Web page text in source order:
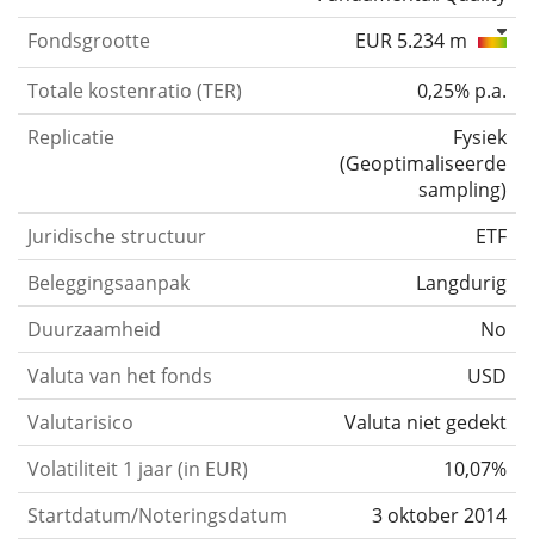
Fondsgrootte
EUR 5.234 m
Totale kostenratio (TER)
0,25% p.a.
Replicatie
Fysiek
(Geoptimaliseerde
sampling)
Juridische structuur
ETF
Beleggingsaanpak
Langdurig
Duurzaamheid
No
Valuta van het fonds
USD
Valutarisico
Valuta niet gedekt
Volatiliteit 1 jaar (in EUR)
10,07%
Startdatum/Noteringsdatum
3 oktober 2014